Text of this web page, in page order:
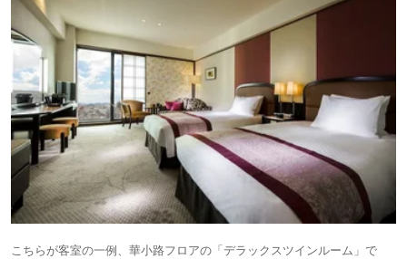
こちらが客室の一例、華小路フロアの「デラックスツインルーム」で